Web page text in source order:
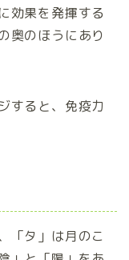
効果を発揮する
奥のほうにあり
すると、免疫力
「タ」は月のこ